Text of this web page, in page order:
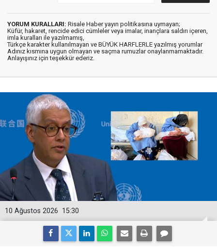
YORUM KURALLARI: Risale Haber yayın politikasına uymayan;
Küfür, hakaret, rencide edici cümleler veya imalar, inançlara saldırı içeren,
imla kuralları ile yazılmamış,
Türkçe karakter kullanılmayan ve BÜYÜK HARFLERLE yazılmış yorumlar
Adınız kısmına uygun olmayan ve saçma rumuzlar onaylanmamaktadır.
Anlayışınız için teşekkür ederiz.
15:30
10 Ağustos 2026